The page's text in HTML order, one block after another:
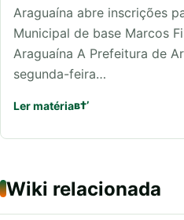
Araguaína abre inscrições
Municipal de base Marcos
Araguaína A Prefeitura de
segunda-feira…
Ler matéria
Wiki relacionada